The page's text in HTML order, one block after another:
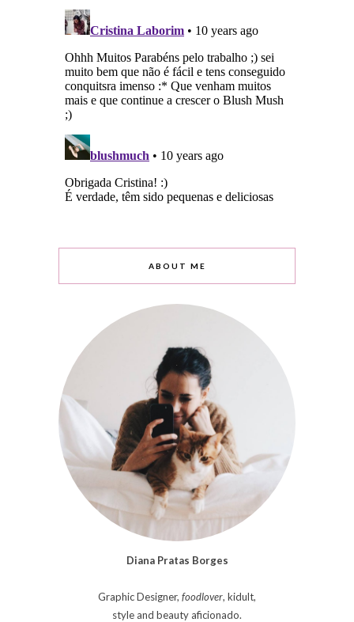
ABOUT ME
Diana Pratas Borges
Graphic Designer, foodlover, kidult,
style and beauty aficionado.